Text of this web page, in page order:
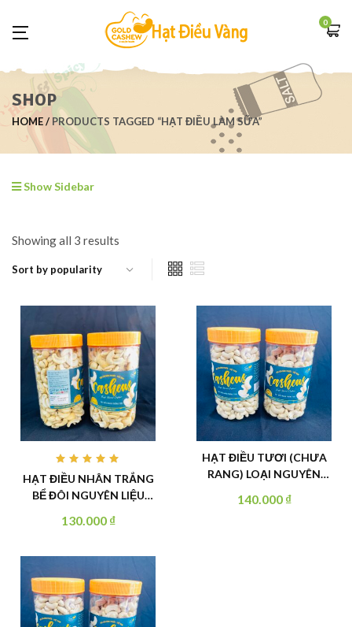
0
SHOP
HOME PRODUCTS TAGGED “HẠT ĐIỀU LÀM SỮA”
Show Sidebar
Showing all 3 results
5.00 out
of 5
HẠT ĐIỀU NHÂN TRẮNG
BỂ ĐÔI NGUYÊN LIỆU
HẠT ĐIỀU HỘP 500G
130.000 ₫
HẠT ĐIỀU TƯƠI (CHƯA
RANG) LOẠI NGUYÊN
TIÊU CHUẨN HỘP 500G
140.000 ₫